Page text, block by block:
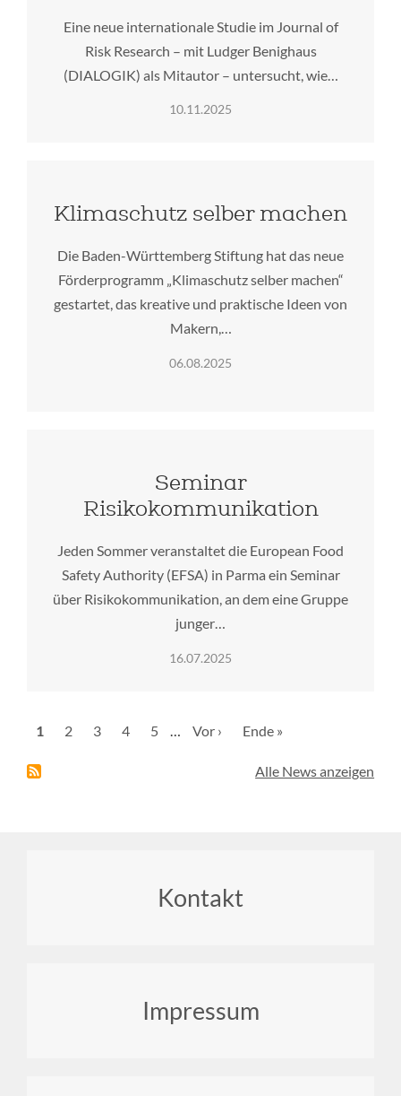
Eine neue internationale Studie im Journal of
Risk Research – mit Ludger Benighaus
(DIALOGIK) als Mitautor – untersucht, wie…
10.11.2025
Klimaschutz selber machen
Die Baden-Württemberg Stiftung hat das neue
Förderprogramm „Klimaschutz selber machen“
gestartet, das kreative und praktische Ideen von
Makern,…
06.08.2025
Seminar
Risikokommunikation
Jeden Sommer veranstaltet die European Food
Safety Authority (EFSA) in Parma ein Seminar
über Risikokommunikation, an dem eine Gruppe
junger…
16.07.2025
Aktuelle
1 Seite
2 Seite
3 Seite
4 Seite
5 …
Nächste
Vor ›
Letzte
Ende »
Alle News anzeigen
Kontakt
Impressum